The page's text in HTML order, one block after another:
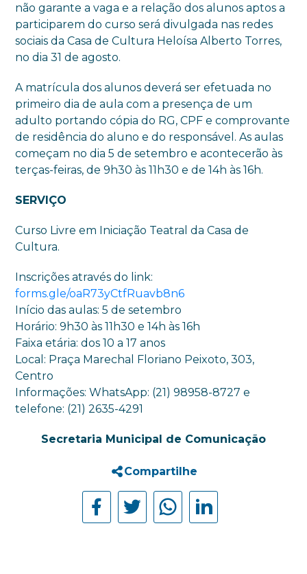
não garante a vaga e a relação dos alunos aptos a
participarem do curso será divulgada nas redes
sociais da Casa de Cultura Heloísa Alberto Torres,
no dia 31 de agosto.
A matrícula dos alunos deverá ser efetuada no
primeiro dia de aula com a presença de um
adulto portando cópia do RG, CPF e comprovante
de residência do aluno e do responsável. As aulas
começam no dia 5 de setembro e acontecerão às
terças-feiras, de 9h30 às 11h30 e de 14h às 16h.
SERVIÇO
Curso Livre em Iniciação Teatral da Casa de
Cultura.
Inscrições através do link:
forms.gle/oaR73yCtfRuavb8n6
Início das aulas: 5 de setembro
Horário: 9h30 às 11h30 e 14h às 16h
Faixa etária: dos 10 a 17 anos
Local: Praça Marechal Floriano Peixoto, 303,
Centro
Informações: WhatsApp: (21) 98958-8727 e
telefone: (21) 2635-4291
Secretaria Municipal de Comunicação
Compartilhe